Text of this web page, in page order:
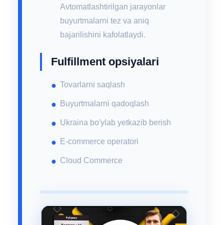
Avtomatlashtirilgan jarayonlar
buyurtmalarni tez va aniq
bajarilishini kafolatlaydi.
Fulfillment opsiyalari
Tovarlarni saqlash
Buyurtmalarni qadoqlash
Ukraina bo'ylab yetkazib berish
E-commerce operatori
Cloud Commerce